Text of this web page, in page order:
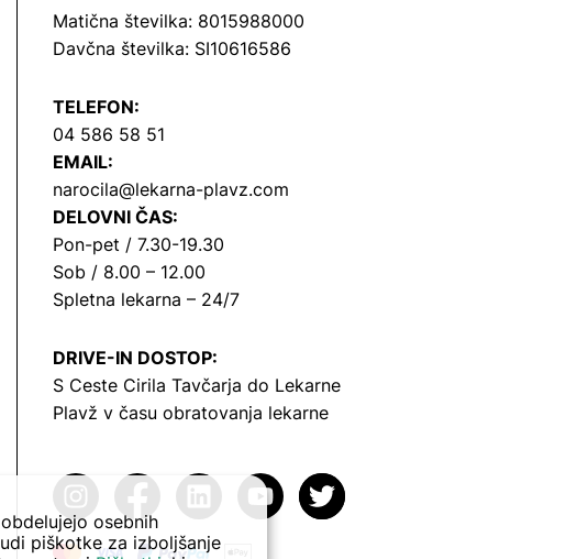
Matična številka: 8015988000
Davčna številka: SI10616586
TELEFON:
04 586 58 51
EMAIL:
narocila@lekarna-plavz.com
DELOVNI ČAS:
Pon-pet / 7.30-19.30
Sob / 8.00 – 12.00
Spletna lekarna – 24/7
DRIVE-IN DOSTOP:
S Ceste Cirila Tavčarja do Lekarne
Plavž v času obratovanja lekarne
osebnih
piškotke za izboljšanje